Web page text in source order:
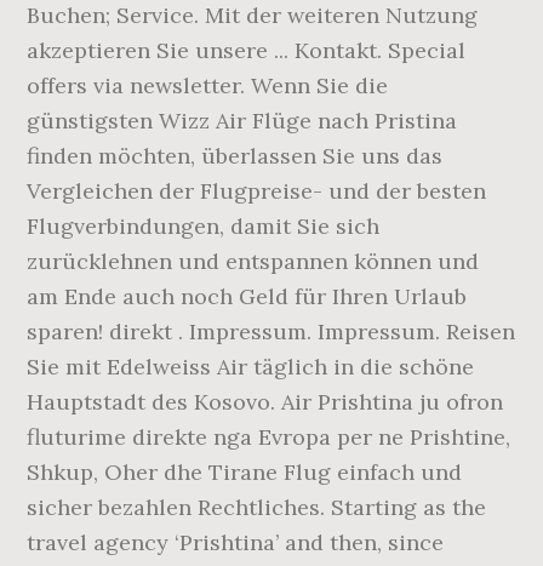
Buchen; Service. Mit der weiteren Nutzung
akzeptieren Sie unsere ... Kontakt. Special
offers via newsletter. Wenn Sie die
günstigsten Wizz Air Flüge nach Pristina
finden möchten, überlassen Sie uns das
Vergleichen der Flugpreise- und der besten
Flugverbindungen, damit Sie sich
zurücklehnen und entspannen können und
am Ende auch noch Geld für Ihren Urlaub
sparen! direkt . Impressum. Impressum. Reisen
Sie mit Edelweiss Air täglich in die schöne
Hauptstadt des Kosovo. Air Prishtina ju ofron
fluturime direkte nga Evropa per ne Prishtine,
Shkup, Oher dhe Tirane Flug einfach und
sicher bezahlen Rechtliches. Starting as the
travel agency ‘Prishtina’ and then, since